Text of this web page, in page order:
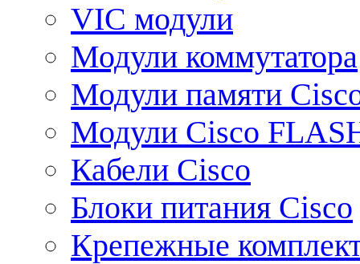
VIC модули
Модули коммутатора
Модули памяти
Модули Cisco
Кабели Cisco
Блоки питания Cisco
Крепежные